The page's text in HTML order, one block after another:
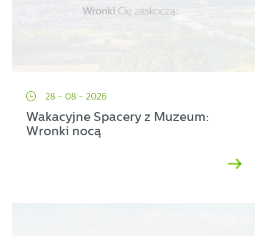
28 - 08 - 2026
Wakacyjne Spacery z Muzeum:
Wronki nocą